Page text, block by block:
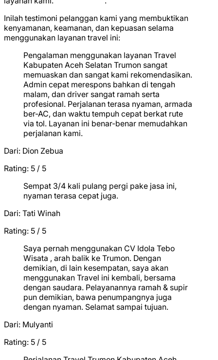
Inilah testimoni pelanggan kami yang membuktikan
kenyamanan, keamanan, dan kepuasan selama
menggunakan layanan travel ini:
Pengalaman menggunakan layanan Travel
Kabupaten Aceh Selatan Trumon sangat
memuaskan dan sangat kami rekomendasikan.
Admin cepat merespons bahkan di tengah
malam, dan driver sangat ramah serta
profesional. Perjalanan terasa nyaman, armada
ber-AC, dan waktu tempuh cepat berkat rute
via tol. Layanan ini benar-benar memudahkan
perjalanan kami.
Dari: Dion Zebua
Rating: 5 / 5
Sempat 3/4 kali pulang pergi pake jasa ini,
nyaman terasa cepat juga.
Dari: Tati Winah
Rating: 5 / 5
Saya pernah menggunakan CV Idola Tebo
Wisata , arah balik ke Trumon. Dengan
demikian, di lain kesempatan, saya akan
menggunakan Travel ini kembali, bersama
dengan saudara. Pelayanannya ramah & supir
pun demikian, bawa penumpangnya juga
dengan nyaman. Selamat sampai tujuan.
Dari: Mulyanti
Rating: 5 / 5